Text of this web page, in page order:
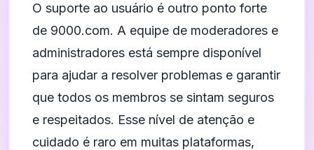
O suporte ao usuário é outro ponto forte
de 9000.com. A equipe de moderadores e
administradores está sempre disponível
para ajudar a resolver problemas e garantir
que todos os membros se sintam seguros
e respeitados. Esse nível de atenção e
cuidado é raro em muitas plataformas,